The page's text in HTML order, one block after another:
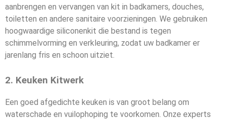
aanbrengen en vervangen van kit in badkamers, douches,
toiletten en andere sanitaire voorzieningen. We gebruiken
hoogwaardige siliconenkit die bestand is tegen
schimmelvorming en verkleuring, zodat uw badkamer er
jarenlang fris en schoon uitziet.
2. Keuken Kitwerk
Een goed afgedichte keuken is van groot belang om
waterschade en vuilophoping te voorkomen. Onze experts